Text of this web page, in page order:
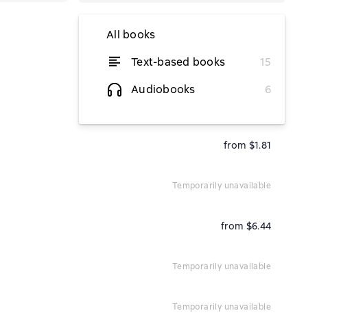
All books
Text-based books
15
Audiobooks
6
from $5.83
from $1.81
temporarily unavailable
from $6.44
temporarily unavailable
temporarily unavailable